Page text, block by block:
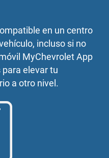
en un centro
incluso si no
MyChevrolet App
elevar tu
a otro nivel.